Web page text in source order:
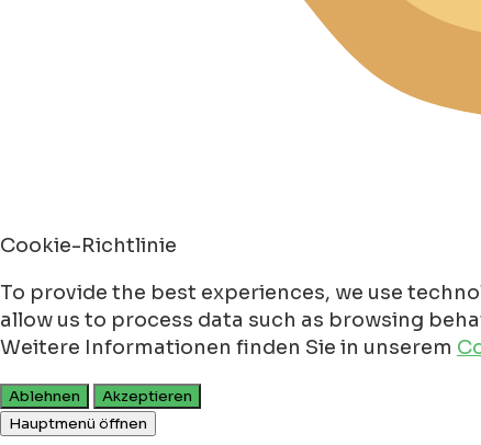
Cookie-Richtlinie
To provide the best experiences, we use
allow us to process data such as browsing
Weitere Informationen finden Sie in unserem
Ablehnen
Akzeptieren
Hauptmenü öffnen